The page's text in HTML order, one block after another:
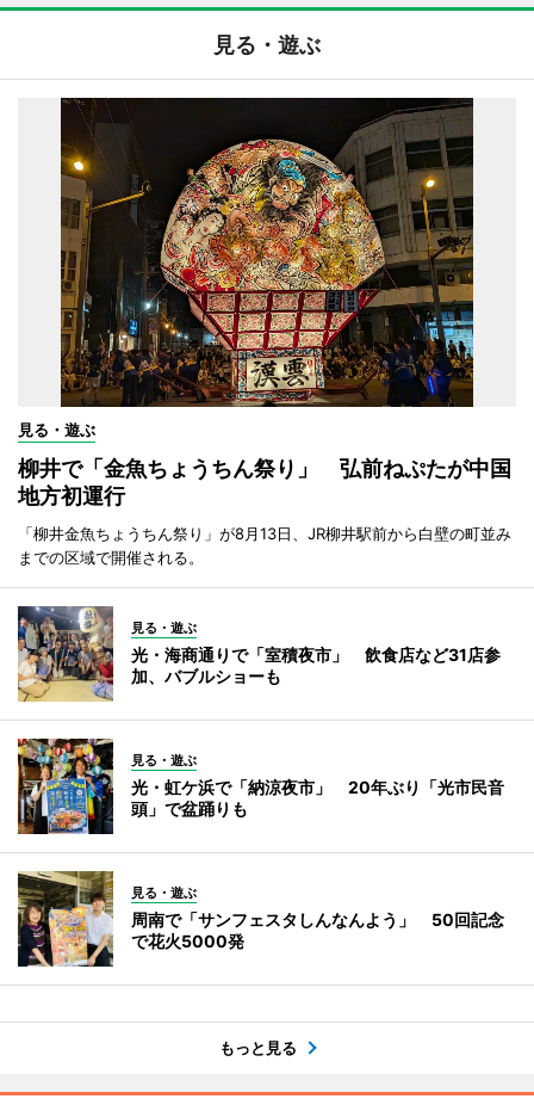
見る・遊ぶ
見る・遊ぶ
柳井で「金魚ちょうちん祭り」 弘前ねぷたが中国
地方初運行
「柳井金魚ちょうちん祭り」が8月13日、JR柳井駅前から白壁の町並み
までの区域で開催される。
見る・遊ぶ
光・海商通りで「室積夜市」 飲食店など31店参
加、バブルショーも
見る・遊ぶ
光・虹ケ浜で「納涼夜市」 20年ぶり「光市民音
頭」で盆踊りも
見る・遊ぶ
周南で「サンフェスタしんなんよう」 50回記念
で花火5000発
もっと見る